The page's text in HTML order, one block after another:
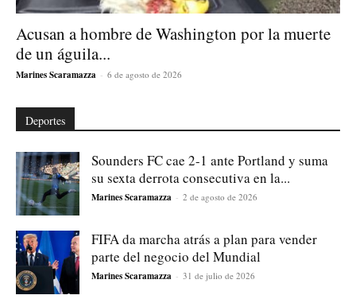
Acusan a hombre de Washington por la muerte
de un águila...
Marines Scaramazza - 6 de agosto de 2026
Deportes
Sounders FC cae 2-1 ante Portland y suma
su sexta derrota consecutiva en la...
Marines Scaramazza - 2 de agosto de 2026
FIFA da marcha atrás a plan para vender
parte del negocio del Mundial
Marines Scaramazza - 31 de julio de 2026